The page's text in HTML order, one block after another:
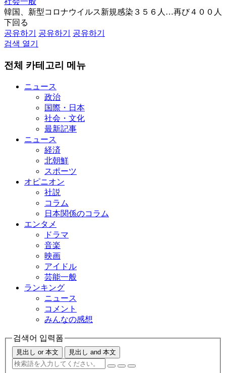
韓国、新型コロナウイルス新規感染３５６人…再び４００人
下回る
공유하기
공유하기
공유하기
검색 열기
전체 카테고리 메뉴
ニュース
政治
国際・日本
社会・文化
最新記事
ニュース
経済
北朝鮮
スポーツ
オピニオン
社説
コラム
日本関係のコラム
エンタメ
ドラマ
音楽
映画
アイドル
芸能一般
ランキング
ニュース
コメント
みんなの感想
검색어 입력폼
見出し or 本文 見出し and 本文